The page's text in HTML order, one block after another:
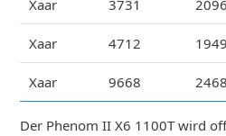
Xaar 3731 2096
Xaar 4712 1949
Xaar 9668 2468
Der Phenom II X6 1100T wird